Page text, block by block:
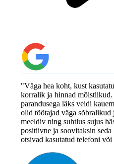
"Väga hea koht, kust
korralik ja hinnad
parandusega läks veidi
olid töötajad väga
meeldiv ning suhtlus sujus
positiivne ja soovitaksin seda
otsivad kasutatud telefoni